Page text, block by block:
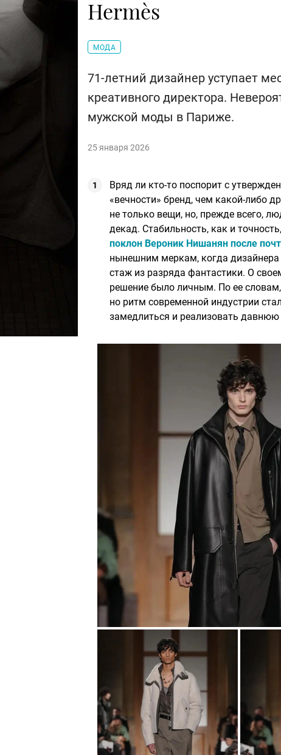
Hermès
МОДА
71-летний дизайнер уступает
креативного директора.
мужской моды в Париже.
25 января 2026
Вряд ли кто-то поспорит с
«вечности» бренд, чем какой-либо
не только вещи, но, прежде всего,
декад. Стабильность, как и
поклон Вероник Нишанян после
нынешним меркам, когда дизайнера
стаж из разряда фантастики. О
решение было личным. По ее словам,
но ритм современной индустрии
замедлиться и реализовать